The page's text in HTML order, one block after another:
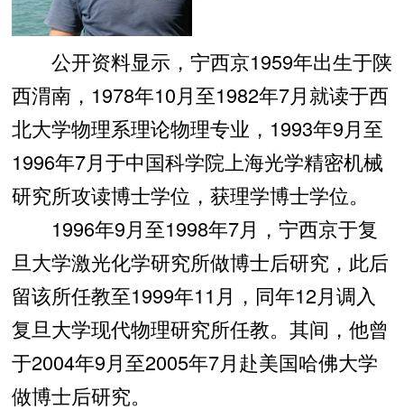
公开资料显示，宁西京1959年出生于陕
西渭南，1978年10月至1982年7月就读于西
北大学物理系理论物理专业，1993年9月至
1996年7月于中国科学院上海光学精密机械
研究所攻读博士学位，获理学博士学位。
1996年9月至1998年7月，宁西京于复
旦大学激光化学研究所做博士后研究，此后
留该所任教至1999年11月，同年12月调入
复旦大学现代物理研究所任教。其间，他曾
于2004年9月至2005年7月赴美国哈佛大学
做博士后研究。